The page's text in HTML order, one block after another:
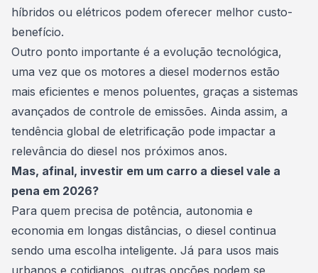
híbridos ou elétricos podem oferecer melhor custo-
benefício.
Outro ponto importante é a evolução tecnológica,
uma vez que os motores a diesel modernos estão
mais eficientes e menos poluentes, graças a sistemas
avançados de controle de emissões. Ainda assim, a
tendência global de eletrificação pode impactar a
relevância do diesel nos próximos anos.
Mas, afinal, investir em um carro a diesel vale a
pena em 2026?
Para quem precisa de potência, autonomia e
economia em longas distâncias, o diesel continua
sendo uma escolha inteligente. Já para usos mais
urbanos e cotidianos, outras opções podem se